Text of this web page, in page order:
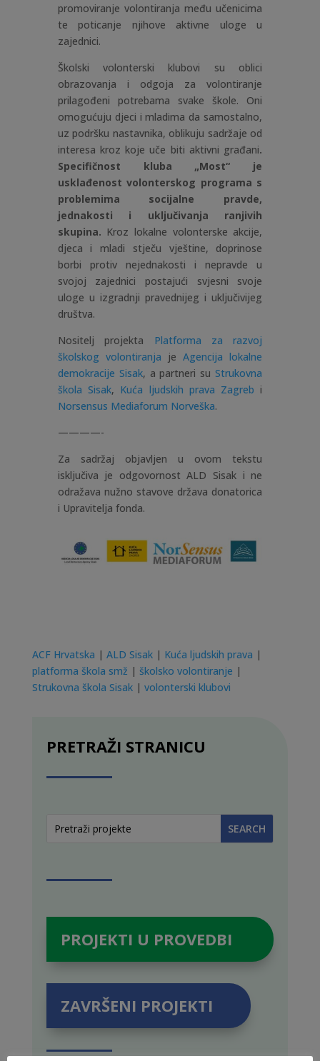
promoviranje volontiranja među učenicima
te poticanje njihove aktivne uloge u
zajednici.
Školski volonterski klubovi su oblici
obrazovanja i odgoja za volontiranje
prilagođeni potrebama svake škole. Oni
omogućuju djeci i mladima da samostalno,
uz podršku nastavnika, oblikuju sadržaje od
interesa kroz koje uče biti aktivni građani.
Specifičnost kluba „Most“ je
usklađenost volonterskog programa s
problemima socijalne pravde,
jednakosti i uključivanja ranjivih
skupina. Kroz lokalne volonterske akcije,
djeca i mladi stječu vještine, doprinose
borbi protiv nejednakosti i nepravde u
svojoj zajednici postajući svjesni svoje
uloge u izgradnji pravednijeg i uključivijeg
društva.
Nositelj projekta Platforma za razvoj
školskog volontiranja jeAgencija lokalne
demokracije Sisak, a partneri suStrukovna
škola Sisak, Kuća ljudskih prava Zagreb i
Norsensus Mediaforum Norveška.
————-
Za sadržaj objavljen u ovom tekstu
isključiva je odgovornost ALD Sisak i ne
odražava nužno stavove država donatorica
i Upravitelja fonda.
ACF Hrvatska | ALD Sisak| Kuća ljudskih prava |
platforma škola smž | školsko volontiranje |
Strukovna škola Sisak| volonterski klubovi
PRETRAŽI STRANICU
PROJEKTI U PROVEDBI
ZAVRŠENI PROJEKTI